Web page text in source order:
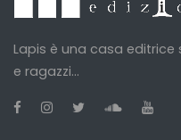
Lapis è una casa editrice
e ragazzi...